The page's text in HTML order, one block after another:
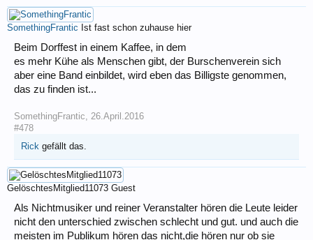
SomethingFrantic Ist fast schon zuhause hier
Beim Dorffest in einem Kaffee, in dem
es mehr Kühe als Menschen gibt, der Burschenverein sich
aber eine Band einbildet, wird eben das Billigste genommen,
das zu finden ist...
SomethingFrantic, 26.April.2016
#478
Rick gefällt das.
GelöschtesMitglied11073 Guest
Als Nichtmusiker und reiner Veranstalter hören die Leute leider
nicht den unterschied zwischen schlecht und gut. und auch die
meisten im Publikum hören das nicht,die hören nur ob sie